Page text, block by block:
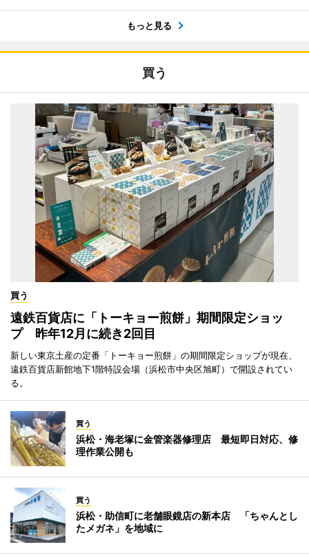
もっと見る
買う
買う
遠鉄百貨店に「トーキョー煎餅」期間限定ショッ
プ 昨年12月に続き2回目
新しい東京土産の定番「トーキョー煎餅」の期間限定ショップが現在、
遠鉄百貨店新館地下1階特設会場（浜松市中央区旭町）で開設されてい
る。
買う
浜松・海老塚に金管楽器修理店 最短即日対応、修
理作業公開も
買う
浜松・助信町に老舗眼鏡店の新本店 「ちゃんとし
たメガネ」を地域に